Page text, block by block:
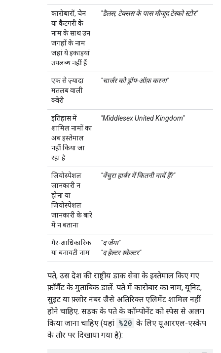
कारोबारों, चेन
या कैटगरी के
नाम के साथ उन
जगहों के नाम
जहां ये इकाइयां
उपलब्ध नहीं हैं
"डैलस, टेक्सस के पास मौजूद टेस्को स्टोर"
एक से ज़्यादा
मतलब वाली
क्वेरी
"चार्जर को ड्रॉप-ऑफ़ करना"
इतिहास में
शामिल नामों का
अब इस्तेमाल
नहीं किया जा
रहा है
"Middlesex United Kingdom"
जियोस्पेशल
जानकारी न
होना या
जियोस्पेशल
जानकारी के बारे
में न बताना
"वेंचुरा हार्बर में कितनी नावें हैं?"
गैर-आधिकारिक
या बनावटी नाम
"द जेंगा"
"द हेल्टर स्केल्टर"
पते, उस देश की राष्ट्रीय डाक सेवा के इस्तेमाल किए गए
फ़ॉर्मैट के मुताबिक डालें. पते में कारोबार का नाम, यूनिट,
सुइट या फ़्लोर नंबर जैसे अतिरिक्त एलिमेंट शामिल नहीं
होने चाहिए. सड़क के पते के कॉम्पोनेंट को स्पेस से अलग
किया जाना चाहिए (यहां %20 के लिए यूआरएल-एस्केप
के तौर पर दिखाया गया है):